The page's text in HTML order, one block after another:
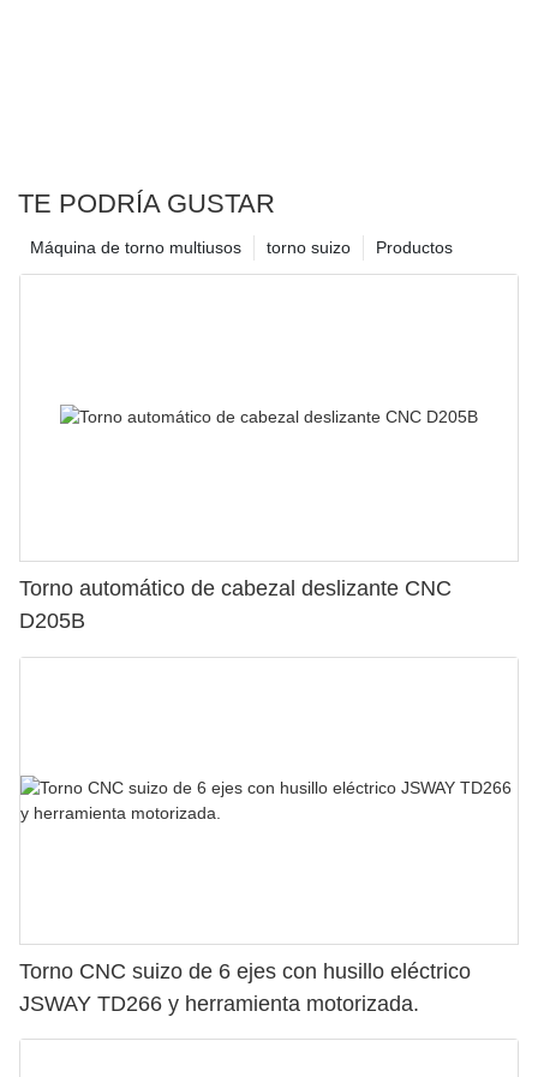
TE PODRÍA GUSTAR
Productos
torno suizo
Máquina de torno multiusos
Torno automático de cabezal deslizante CNC
D205B
Torno CNC suizo de 6 ejes con husillo eléctrico
JSWAY TD266 y herramienta motorizada.